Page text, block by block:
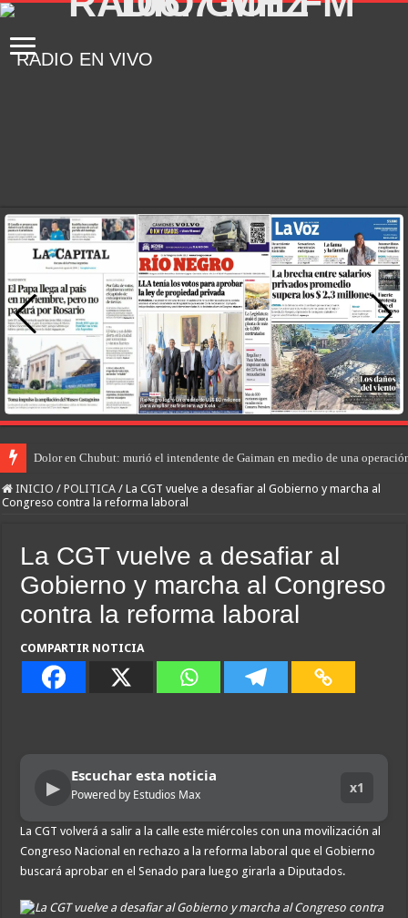
RADIO EN VIVO
Dolor en Chubut: murió el intendente de Gaiman en medio de una
INICIO / POLITICA / La CGT vuelve a desafiar al Gobierno y marcha al
Congreso contra la reforma laboral
La CGT vuelve a desafiar al
Gobierno y marcha al Congreso
contra la reforma laboral
COMPARTIR NOTICIA
▶
Escuchar esta noticia
Powered by Estudios Max x1
La CGT volverá a salir a la calle este miércoles con una movilización al
Congreso Nacional en rechazo a la reforma laboral que el Gobierno
buscará aprobar en el Senado para luego girarla a Diputados.